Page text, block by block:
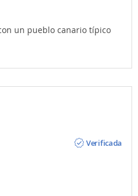
un pueblo canario típico
Verificada